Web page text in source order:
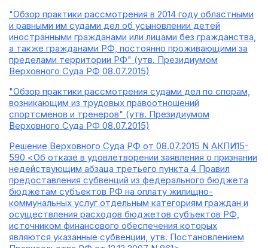
"Обзор практики рассмотрения в 2014 году областными
и равными им судами дел об усыновлении детей
иностранными гражданами или лицами без гражданства,
а также гражданами РФ, постоянно проживающими за
пределами территории РФ" (утв. Президиумом
Верховного Суда РФ 08.07.2015)
"Обзор практики рассмотрения судами дел по спорам,
возникающим из трудовых правоотношений
спортсменов и тренеров" (утв. Президиумом
Верховного Суда РФ 08.07.2015)
Решение Верховного Суда РФ от 08.07.2015 N АКПИ15-
590 <Об отказе в удовлетворении заявления о признании
недействующим абзаца третьего пункта 4 Правил
предоставления субвенций из федерального бюджета
бюджетам субъектов РФ на оплату жилищно-
коммунальных услуг отдельным категориям граждан и
осуществления расходов бюджетов субъектов РФ,
источником финансового обеспечения которых
являются указанные субвенции, утв. Постановлением